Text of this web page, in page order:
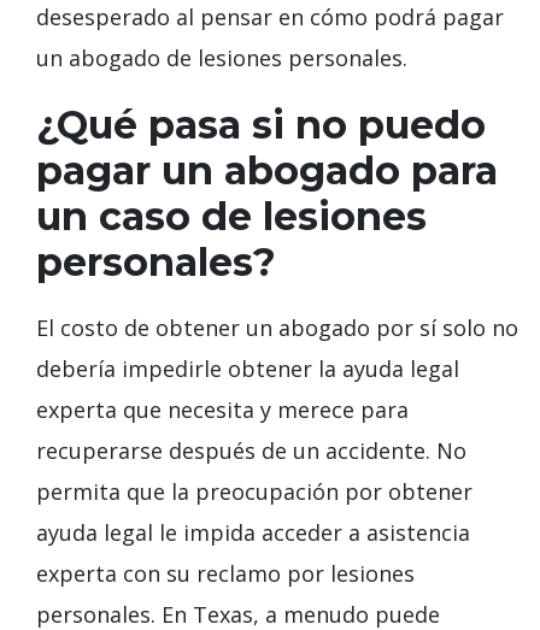
desesperado al pensar en cómo podrá pagar
un abogado de lesiones personales.
¿Qué pasa si no puedo
pagar un abogado para
un caso de lesiones
personales?
El costo de obtener un abogado por sí solo no
debería impedirle obtener la ayuda legal
experta que necesita y merece para
recuperarse después de un accidente. No
permita que la preocupación por obtener
ayuda legal le impida acceder a asistencia
experta con su reclamo por lesiones
personales. En Texas, a menudo puede